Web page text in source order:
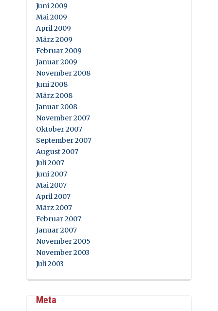
Juni 2009
Mai 2009
April 2009
März 2009
Februar 2009
Januar 2009
November 2008
Juni 2008
März 2008
Januar 2008
November 2007
Oktober 2007
September 2007
August 2007
Juli 2007
Juni 2007
Mai 2007
April 2007
März 2007
Februar 2007
Januar 2007
November 2005
November 2003
Juli 2003
Meta